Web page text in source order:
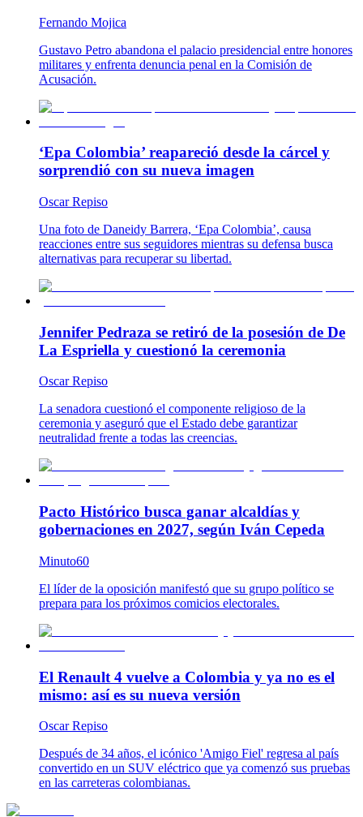
Fernando Mojica
Gustavo Petro abandona el palacio presidencial entre honores
militares y enfrenta denuncia penal en la Comisión de
Acusación.
‘Epa Colombia’ reapareció desde la cárcel y
sorprendió con su nueva imagen
Oscar Repiso
Una foto de Daneidy Barrera, ‘Epa Colombia’, causa
reacciones entre sus seguidores mientras su defensa busca
alternativas para recuperar su libertad.
Jennifer Pedraza se retiró de la posesión de De
La Espriella y cuestionó la ceremonia
Oscar Repiso
La senadora cuestionó el componente religioso de la
ceremonia y aseguró que el Estado debe garantizar
neutralidad frente a todas las creencias.
Pacto Histórico busca ganar alcaldías y
gobernaciones en 2027, según Iván Cepeda
Minuto60
El líder de la oposición manifestó que su grupo político se
prepara para los próximos comicios electorales.
El Renault 4 vuelve a Colombia y ya no es el
mismo: así es su nueva versión
Oscar Repiso
Después de 34 años, el icónico 'Amigo Fiel' regresa al país
convertido en un SUV eléctrico que ya comenzó sus pruebas
en las carreteras colombianas.